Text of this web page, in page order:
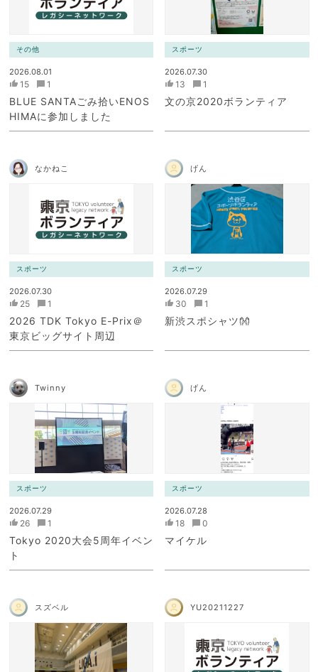
その他
2026.08.01
15 1
BLUE SANTAごみ拾いENOS
HIMAに参加しました
スポーツ
2026.07.30
13 1
文の京2020ボランティア
なかねこ
スポーツ
2026.07.30
25 1
2026 TDK Tokyo E-Prix＠
東京ビッグサイト周辺
げん
スポーツ
2026.07.29
30 1
新渋スポシャツ👐
Twinny
スポーツ
2026.07.29
26 1
Tokyo 2020大会5周年イベン
ト
げん
スポーツ
2026.07.28
18 0
マイケル
スズベル YU20211227